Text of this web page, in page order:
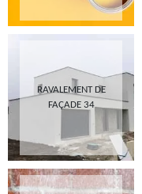
RAVALEMENT DE
FAÇADE 34